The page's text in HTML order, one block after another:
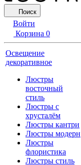
Поиск
Войти
Корзина 0
Освещение
декоративное
Люстры
восточный
стиль
Люстры с
хрусталём
Люстры кантри
Люстры модерн
Люстры
флористика
Люстры стиль